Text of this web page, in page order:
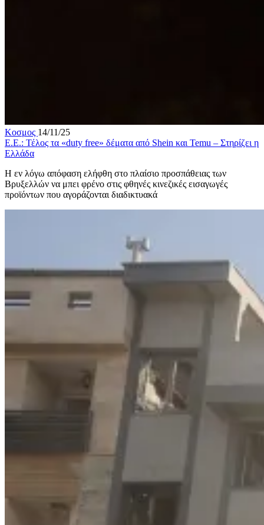
Κοσμος 14/11/25
Ε.Ε.: Τέλος τα «duty free» δέματα από Shein και Temu – Στηρίζει η
Ελλάδα
Η εν λόγω απόφαση ελήφθη στο πλαίσιο προσπάθειας των
Βρυξελλών να μπει φρένο στις φθηνές κινεζικές εισαγωγές
προϊόντων που αγοράζονται διαδικτυακά